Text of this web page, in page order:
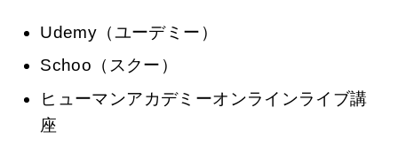
Udemy（ユーデミー）
Schoo（スクー）
ヒューマンアカデミーオンラインライブ講
座